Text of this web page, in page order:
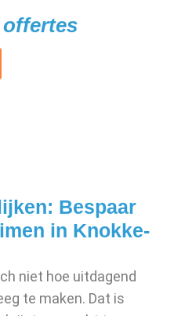
Bespaar
in Knokke-
niet hoe uitdagend
te maken. Dat is